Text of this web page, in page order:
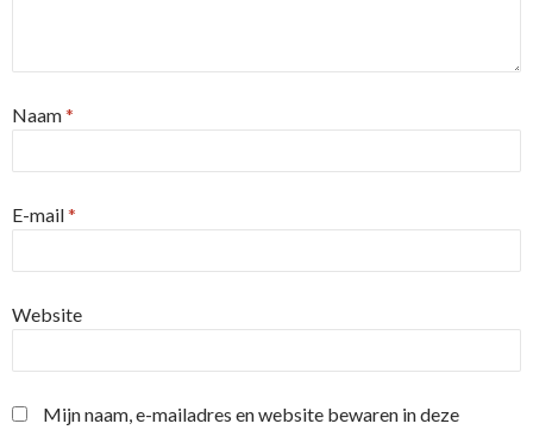
Naam*
E-mail*
Website
Mijn naam, e-mailadres en website bewaren in deze